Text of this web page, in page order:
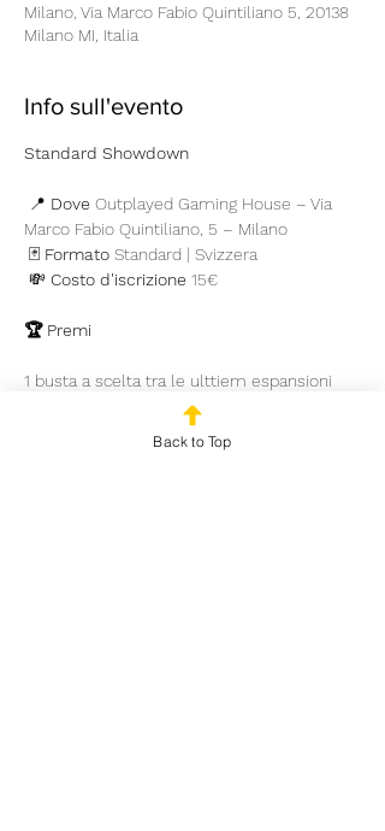
Milano, Via Marco Fabio Quintiliano 5, 20138
Milano MI, Italia
Info sull'evento
Standard Showdown
📍 Dove Outplayed Gaming House – Via
Marco Fabio Quintiliano, 5 – Milano
🃏 Formato Standard | Svizzera
💸 Costo d'iscrizione 15€
🏆 Premi
1 busta a scelta tra le ulttiem espansioni
garantita per ogni partecipante
Back to Top